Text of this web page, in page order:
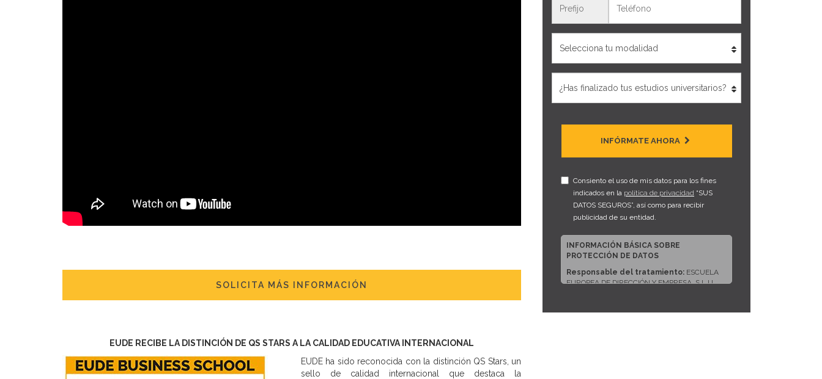
SOLICITA MÁS INFORMACIÓN
EUDE RECIBE LA DISTINCIÓN DE QS STARS A LA CALIDAD EDUCATIVA INTERNACIONAL
EUDE ha sido reconocida con la distinción QS Stars, un
sello de calidad internacional que destaca la
INFÓRMATE AHORA
Consiento el uso de mis datos para los fines
indicados en la política de privacidad “SUS
DATOS SEGUROS”, así como para recibir
publicidad de su entidad.
INFORMACIÓN BÁSICA SOBRE
PROTECCIÓN DE DATOS
Responsable del tratamiento: ESCUELA
EUROPEA DE DIRECCIÓN Y EMPRESA, S.L.U.